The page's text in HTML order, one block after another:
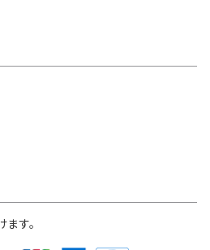
す。